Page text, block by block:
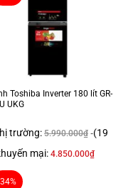
Toshiba Inverter 180 lít GR-
UKG
trường: 5.990.000₫ (19
mại: 4.850.000₫